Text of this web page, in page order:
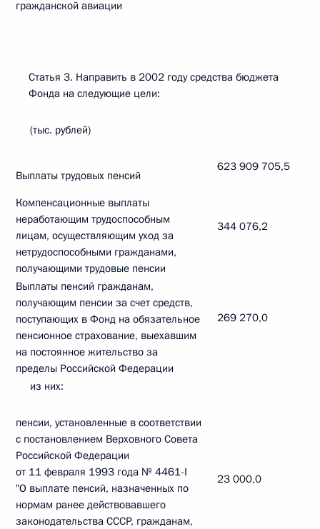
гражданской авиации
Статья 3. Направить в 2002 году средства бюджета
Фонда на следующие цели:
(тыс. рублей)
Выплаты трудовых пенсий
623 909 705,5
Компенсационные выплаты
неработающим трудоспособным
лицам, осуществляющим уход за
нетрудоспособными гражданами,
получающими трудовые пенсии
344 076,2
Выплаты пенсий гражданам,
получающим пенсии за счет средств,
поступающих в Фонд на обязательное
пенсионное страхование, выехавшим
на постоянное жительство за
пределы Российской Федерации
269 270,0
из них:
пенсии, установленные в соответствии
с постановлением Верховного Совета
Российской Федерации
от 11 февраля 1993 года № 4461-I
"О выплате пенсий, назначенных по
нормам ранее действовавшего
законодательства СССР, гражданам,
23 000,0